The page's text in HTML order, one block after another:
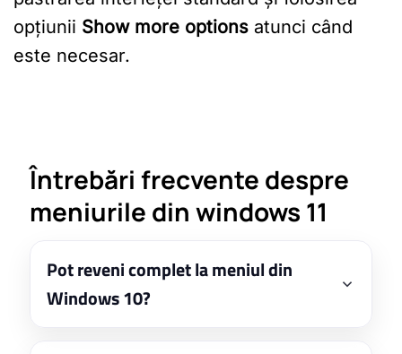
opțiunii Show more options atunci când
este necesar.
Întrebări frecvente despre
meniurile din windows 11
Pot reveni complet la meniul din
Windows 10?